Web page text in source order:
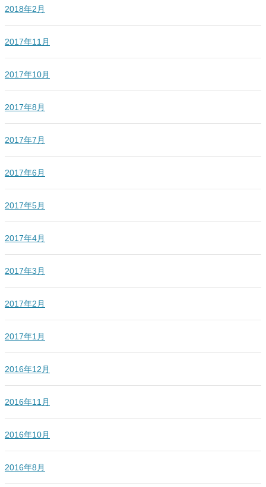
2018年2月
2017年11月
2017年10月
2017年8月
2017年7月
2017年6月
2017年5月
2017年4月
2017年3月
2017年2月
2017年1月
2016年12月
2016年11月
2016年10月
2016年8月